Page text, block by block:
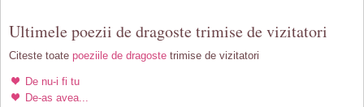
Ultimele poezii de dragoste trimise de vizitatori
Citeste toate poeziile de dragoste trimise de vizitatori
De nu-i fi tu
De-as avea...